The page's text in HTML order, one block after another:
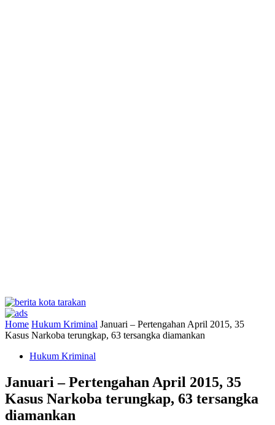
Home Hukum Kriminal Januari – Pertengahan April 2015, 35
Kasus Narkoba terungkap, 63 tersangka diamankan
Hukum Kriminal
Januari – Pertengahan April 2015, 35
Kasus Narkoba terungkap, 63 tersangka
diamankan